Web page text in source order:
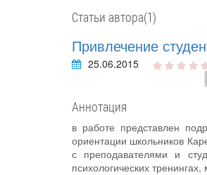
Статьи автора(1)
Привлечение
25.06.2015
Аннотация
в работе представлен
ориентации школьников
с преподавателями и
психологических